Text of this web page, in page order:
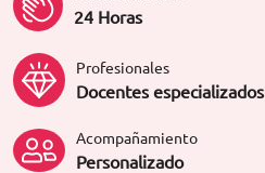
24 Horas
Profesionales
Docentes especializados
Acompañamiento
Personalizado